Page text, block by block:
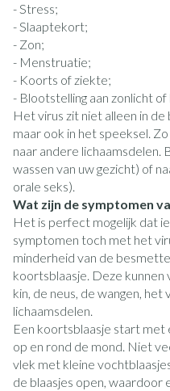
- Stress;
- Slaaptekort;
- Zon;
- Menstruatie;
- Koorts of ziekte;
- Blootstelling aan zonlicht of
Het virus zit niet alleen in de
maar ook in het speeksel.
naar andere lichaamsdelen.
wassen van uw gezicht) of
orale seks).
Wat zijn de symptomen
Het is perfect mogelijk dat
symptomen toch met het
minderheid van de
koortsblaasje. Deze kunnen
kin, de neus, de wangen,
lichaamsdelen.
Een koortsblaasje start met
op en rond de mond. Niet
vlek met kleine
de blaasjes open, waardoor